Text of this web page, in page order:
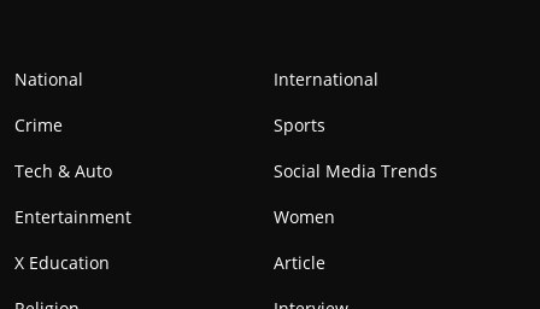
National
International
Crime
Sports
Tech & Auto
Social Media Trends
Entertainment
Women
X Education
Article